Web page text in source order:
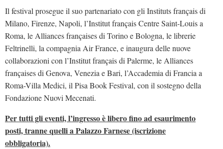
Il festival prosegue il suo partenariato con gli Instituts français di
Milano, Firenze, Napoli, l’Institut français Centre Saint-Louis a
Roma, le Alliances françaises di Torino e Bologna, le librerie
Feltrinelli, la compagnia Air France, e inaugura delle nuove
collaborazioni con l’Institut français di Palerme, le Alliances
françaises di Genova, Venezia e Bari, l’Accademia di Francia a
Roma-Villa Medici, il Pisa Book Festival, con il sostegno della
Fondazione Nuovi Mecenati.
Per tutti gli eventi, l’ingresso è libero fino ad esaurimento
posti, tranne quelli a Palazzo Farnese (iscrizione
obbligatoria).